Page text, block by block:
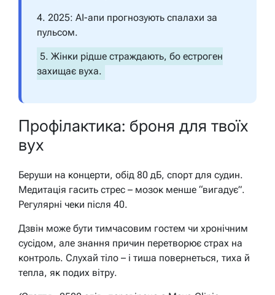
4. 2025: AI-апи прогнозують спалахи за
пульсом.
5. Жінки рідше страждають, бо естроген
захищає вуха.
Профілактика: броня для твоїх
вух
Беруши на концерти, обід 80 дБ, спорт для судин.
Медитація гасить стрес – мозок менше “вигадує”.
Регулярні чеки після 40.
Дзвін може бути тимчасовим гостем чи хронічним
сусідом, але знання причин перетворює страх на
контроль. Слухай тіло – і тиша повернеться, тиха й
тепла, як подих вітру.